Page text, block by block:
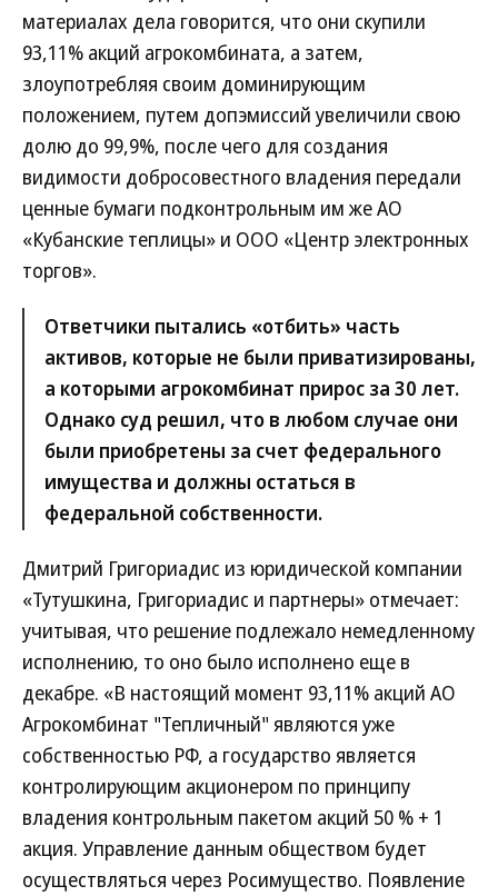
материалах дела говорится, что они скупили
93,11% акций агрокомбината, а затем,
злоупотребляя своим доминирующим
положением, путем допэмиссий увеличили свою
долю до 99,9%, после чего для создания
видимости добросовестного владения передали
ценные бумаги подконтрольным им же АО
«Кубанские теплицы» и ООО «Центр электронных
торгов».
Ответчики пытались «отбить» часть
активов, которые не были приватизированы,
а которыми агрокомбинат прирос за 30 лет.
Однако суд решил, что в любом случае они
были приобретены за счет федерального
имущества и должны остаться в
федеральной собственности.
Дмитрий Григориадис из юридической компании
«Тутушкина, Григориадис и партнеры» отмечает:
учитывая, что решение подлежало немедленному
исполнению, то оно было исполнено еще в
декабре. «В настоящий момент 93,11% акций АО
Агрокомбинат "Тепличный" являются уже
собственностью РФ, а государство является
контролирующим акционером по принципу
владения контрольным пакетом акций 50 % + 1
акция. Управление данным обществом будет
осуществляться через Росимущество. Появление